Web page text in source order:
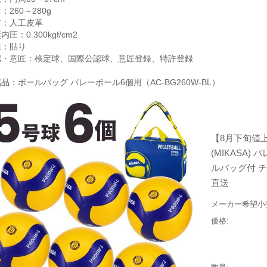
260～280g
人工皮革
圧：0.300kgf/cm2
貼り
意匠：検定球、国際公認球、意匠登録、特許登録
：ボールバッグ バレーボール6個用（AC-BG260W-BL）
【8月下旬値
(MIKASA) バ
ルバッグ付
直送
メーカー希望
価格: